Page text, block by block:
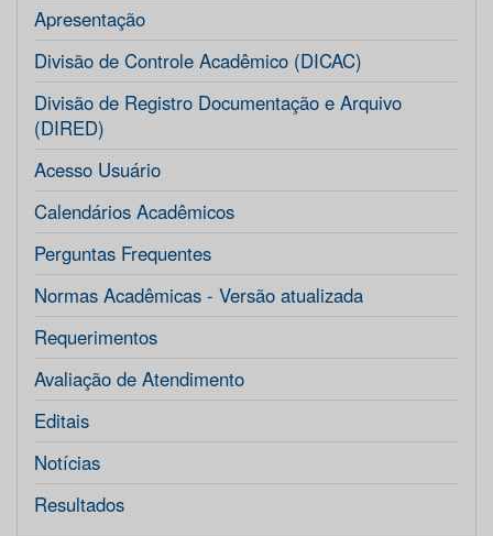
Apresentação
Divisão de Controle Acadêmico (DICAC)
Divisão de Registro Documentação e Arquivo
(DIRED)
Acesso Usuário
Calendários Acadêmicos
Perguntas Frequentes
Normas Acadêmicas - Versão atualizada
Requerimentos
Avaliação de Atendimento
Editais
Notícias
Resultados